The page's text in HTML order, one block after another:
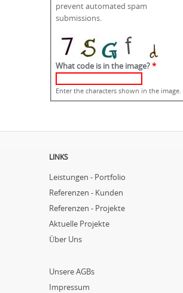
prevent automated spam
submissions.
What code is in the image?*
Enter the characters shown in the image.
LINKS
Leistungen - Portfolio
Referenzen - Kunden
Referenzen - Projekte
Aktuelle Projekte
Über Uns
Unsere AGBs
Impressum